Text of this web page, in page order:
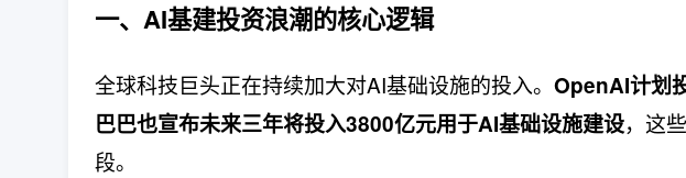
一、AI基建投资浪潮的核心逻辑
全球科技巨头正在持续加大对AI基础设施的投入。​ OpenAI计划
巴巴也宣布未来三年将投入3800亿元用于AI基础设施建设，这
段。